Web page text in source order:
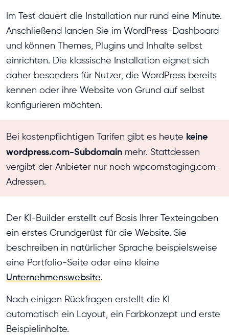
Im Test dauert die Installation nur rund eine Minute.
Anschließend landen Sie im WordPress-Dashboard
und können Themes, Plugins und Inhalte selbst
einrichten. Die klassische Installation eignet sich
daher besonders für Nutzer, die WordPress bereits
kennen oder ihre Website von Grund auf selbst
konfigurieren möchten.
Bei kostenpflichtigen Tarifen gibt es heute keine
wordpress.com-Subdomain mehr. Stattdessen
vergibt der Anbieter nur noch wpcomstaging.com-
Adressen.
Der KI-Builder erstellt auf Basis Ihrer Texteingaben
ein erstes Grundgerüst für die Website. Sie
beschreiben in natürlicher Sprache beispielsweise
eine Portfolio-Seite oder eine kleine
Unternehmenswebsite.
Nach einigen Rückfragen erstellt die KI
automatisch ein Layout, ein Farbkonzept und erste
Beispielinhalte.